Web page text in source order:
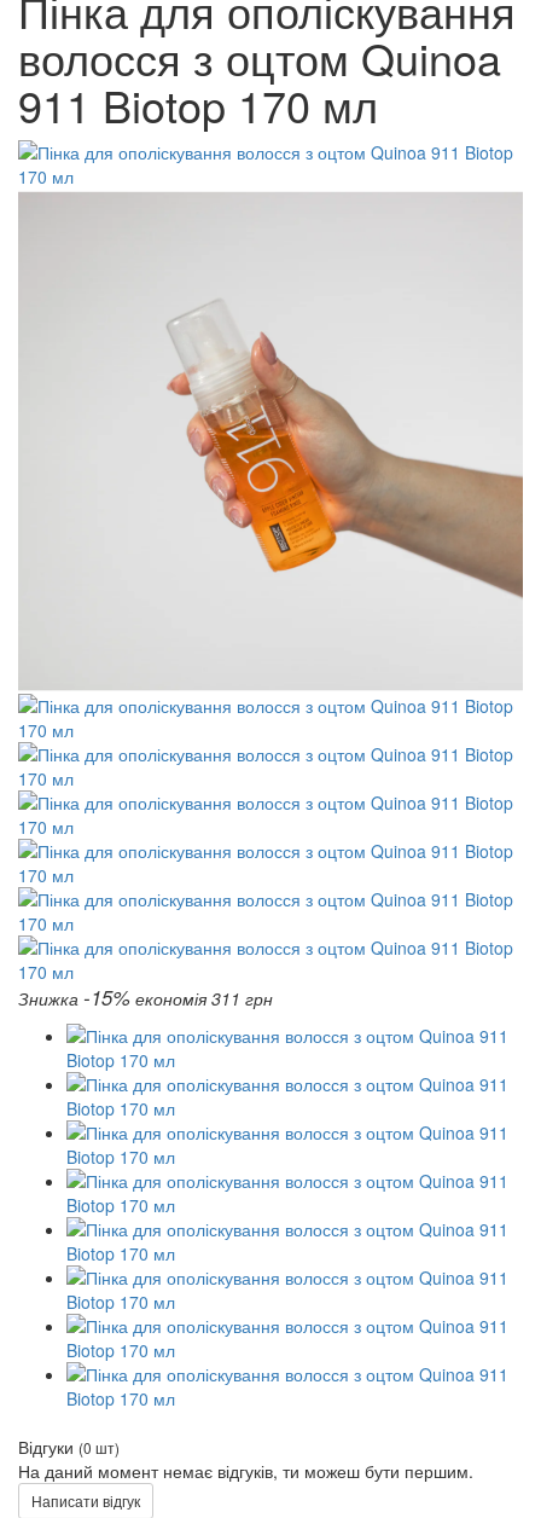
волосся з оцтом Quinoa
911 Biotop 170 мл
Знижка -15% економія 311 грн
Відгуки (0 шт)
На даний момент немає відгуків, ти можеш бути першим.
Написати відгук